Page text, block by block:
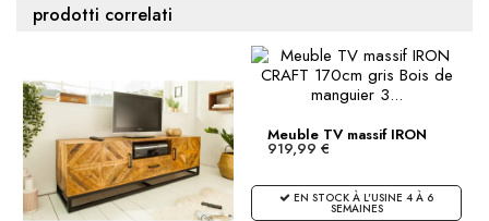
prodotti correlati
Meuble TV massif IRON
CRAFT...
919,99 €
EN STOCK À L'USINE 4 À 6
SEMAINES